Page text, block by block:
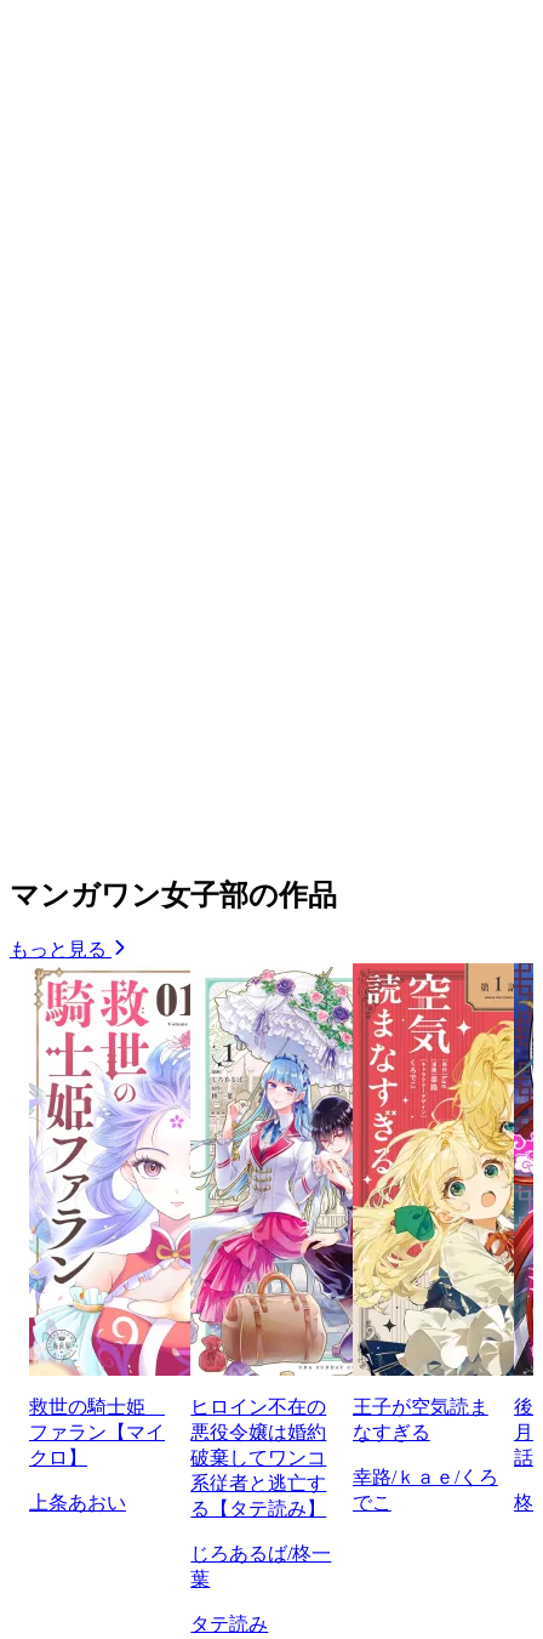
マンガワン女子部の作品
もっと見る
救世の騎士姫
ファラン【マイ
クロ】
上条あおい
ヒロイン不在の
悪役令嬢は婚約
破棄してワンコ
系従者と逃亡す
る【タテ読み】
じろあるば/柊一
葉
タテ読み
王子が空気読ま
なすぎる
幸路/ｋａｅ/くろ
でこ
後
月
話
柊